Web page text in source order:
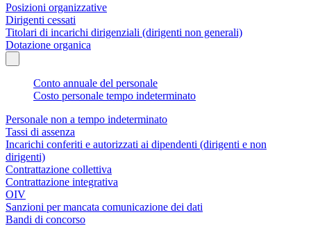
Posizioni organizzative
Dirigenti cessati
Titolari di incarichi dirigenziali (dirigenti non generali)
Dotazione organica
Conto annuale del personale
Costo personale tempo indeterminato
Personale non a tempo indeterminato
Tassi di assenza
Incarichi conferiti e autorizzati ai dipendenti (dirigenti e non
dirigenti)
Contrattazione collettiva
Contrattazione integrativa
OIV
Sanzioni per mancata comunicazione dei dati
Bandi di concorso